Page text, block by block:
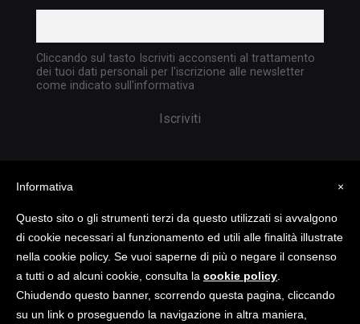
Cliccando sul tasto Iscriviti acconsenti al trattamento
dei tuoi dati personali per l'iscrizione alle newsletter
come indicato sull'informativa
Copyright @ 2023 TATTICA S.R.L. | All rights
reserved | P.I. 05903351004
×
Informativa
Questo sito o gli strumenti terzi da questo utilizzati si avvalgono
di cookie necessari al funzionamento ed utili alle finalità illustrate
nella cookie policy. Se vuoi saperne di più o negare il consenso
a tutti o ad alcuni cookie, consulta la cookie policy
Chiudendo questo banner, scorrendo questa pagina, cliccando
su un link o proseguendo la navigazione in altra maniera,